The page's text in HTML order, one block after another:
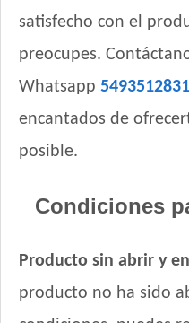
Royal Canin Perro Raza
Royal Canin Perro Raza Pug
Royal Canin Perro Raza
Royal Canin Perro
Sanno Súper Premium Puppies
Sieger Perro Cachorro de
Top Nutrition Perro
Top Nutrition Perro
satisfecho con el
preocupes.
Whatsapp
encantados de
posible.
Condiciones
Producto sin abrir y
producto no ha sido